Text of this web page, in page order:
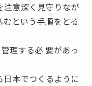
注意深く見守りなが
という手順をとる
理する必 要があっ
本でつくるように